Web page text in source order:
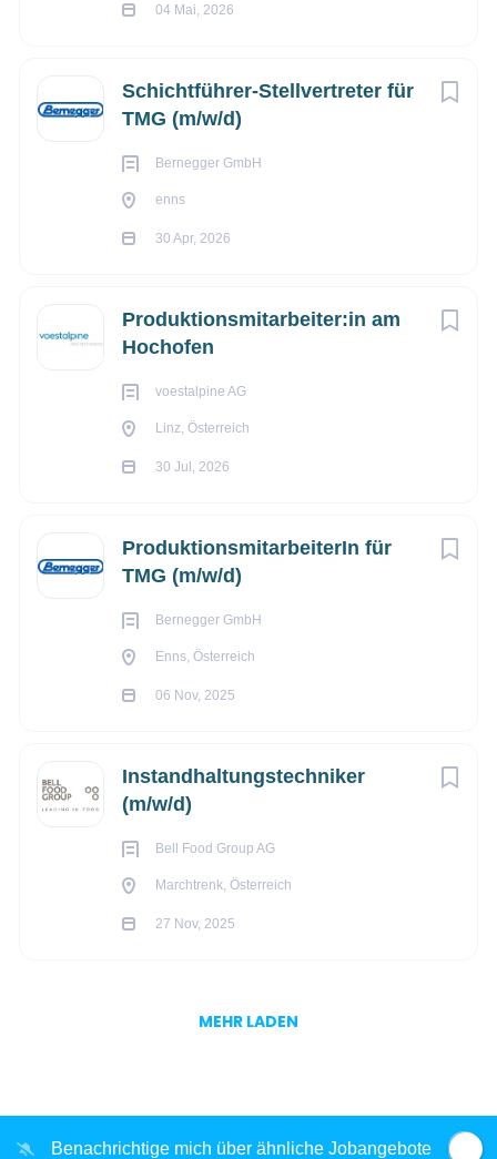
04 Mai, 2026
Schichtführer-Stellvertreter für
TMG (m/w/d)
Bernegger GmbH
enns
30 Apr, 2026
Produktionsmitarbeiter:in am
Hochofen
voestalpine AG
Linz, Österreich
30 Jul, 2026
ProduktionsmitarbeiterIn für
TMG (m/w/d)
Bernegger GmbH
Enns, Österreich
06 Nov, 2025
Instandhaltungstechniker
(m/w/d)
Bell Food Group AG
Marchtrenk, Österreich
27 Nov, 2025
MEHR LADEN
Benachrichtige mich über ähnliche Jobangebote